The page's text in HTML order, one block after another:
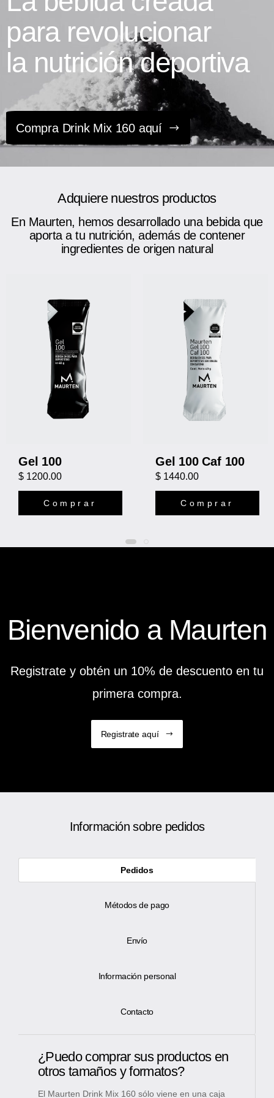
para revolucionar
la nutrición deportiva
Compra Drink Mix 160 aquí
Adquiere nuestros productos
En Maurten, hemos desarrollado una bebida que
aporta a tu nutrición, además de contener
ingredientes de origen natural
Gel 100
$ 1200.00
Comprar
Gel 100 Caf 100
$ 1440.00
Comprar
Bienvenido a Maurten
Registrate y obtén un 10% de descuento en tu
primera compra.
Registrate aquí
Información sobre pedidos
Pedidos
Métodos de pago
Envío
Información personal
Contacto
¿Puedo comprar sus productos en
otros tamaños y formatos?
El Maurten Drink Mix 160 sólo viene en una caja